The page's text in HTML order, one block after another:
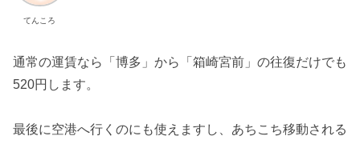
てんころ
通常の運賃なら「博多」から「箱崎宮前」の往復だけでも
520円します。
最後に空港へ行くのにも使えますし、あちこち移動される